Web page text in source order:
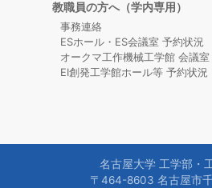
2024/10/23
イベント等
2024「女
ナー」 の
2024/05/24
【6月30
メインイ
用】等の
2025/02/12
民間奨学金
令和7年度
ジメント
2025/02/07
【学部生
学支援新
教職員の方へ（学内専用）
事務連絡
ESホール・ES会議室 予約状況
オークマ工作機械工学館 会議
EI創発工学館ホール等 予約状況
名古屋大学 工学部・
〒464-8603 名古屋市